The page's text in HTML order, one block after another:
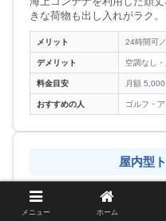
きな荷物も出し入れがラク。
メリット 24時間可
デメリット 空調なし
料金目安 月額
おすすめの人 ゴルフ・
屋内型
空調＆セキュリティ完備の
に弱い荷物向け。
メニュー ホーム